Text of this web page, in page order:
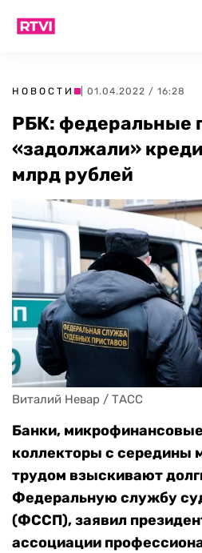
НОВОСТИ | 01.04.2022 / 16:28
РБК: федеральные
«задолжали»
млрд рублей
Виталий Невар / ТАСС
Банки,
коллекторы с середины
трудом взыскивают
Федеральную службу
(ФССП), заявил
ассоциации